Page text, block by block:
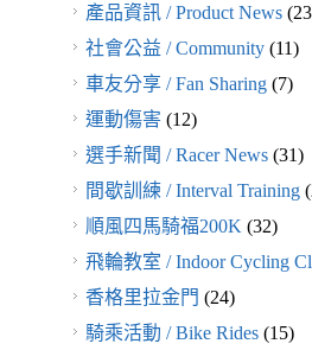
產品資訊 / Product News
社會公益 / Community(11)
車友分享 / Fan Sharing(7)
運動傷害(12)
選手新聞 / Racer News(31)
間歇訓練 / Interval Training
順風四馬騎福200K (32)
飛輪教室 / Indoor Cycling
香格里拉金門 (24)
騎乘活動 / Bike Rides(15)